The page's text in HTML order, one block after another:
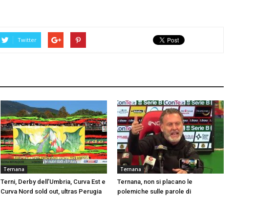
Twitter
Ternana
Terni, Derby dell’Umbria, Curva Est e
Curva Nord sold out, ultras Perugia
Ternana
Ternana, non si placano le
polemiche sulle parole di